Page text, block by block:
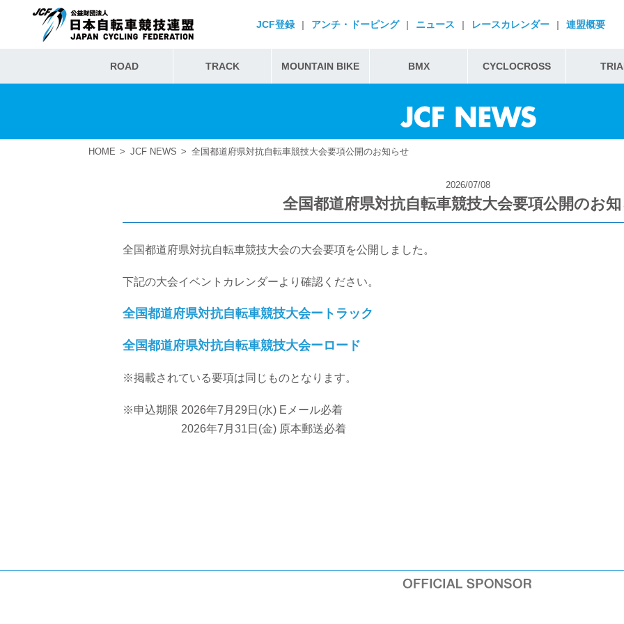
JCF登録 | アンチ・ドーピング | ニュース | レースカレンダー | 連盟概要
ROAD TRACK MOUNTAIN BIKE BMX CYCLOCROSS
HOME JCF NEWS 全国都道府県対抗自転車競技大会要項公開のお知らせ
2026/07/08
全国都道府県対抗自転車競技大会要項公開のお
全国都道府県対抗自転車競技大会の大会要項を公開しました。
下記の大会イベントカレンダーより確認ください。
全国都道府県対抗自転車競技大会ートラック
全国都道府県対抗自転車競技大会ーロード
※掲載されている要項は同じものとなります。
※申込期限 2026年7月29日(水) Eメール必着
2026年7月31日(金) 原本郵送必着